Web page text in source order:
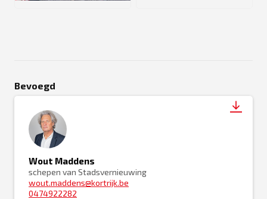
Bevoegd
Wout Maddens
schepen van Stadsvernieuwing
wout.maddens@kortrijk.be
0474922282